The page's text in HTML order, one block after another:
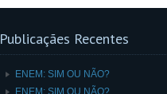
Publicaçães Recentes
ENEM: SIM OU NÃO?
ENEM: SIM OU NÃO?